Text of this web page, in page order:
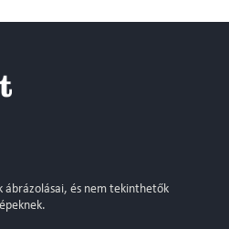
ábrázolásai, és nem tekinthetők